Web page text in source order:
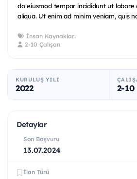
do eiusmod tempor incididunt ut labore
aliqua. Ut enim ad minim veniam, quis
İnsan Kaynakları
2-10 Çalışan
KURULUŞ YILI
2022 2-10
Detaylar
Son Başvuru
13.07.2024
İlan Türü